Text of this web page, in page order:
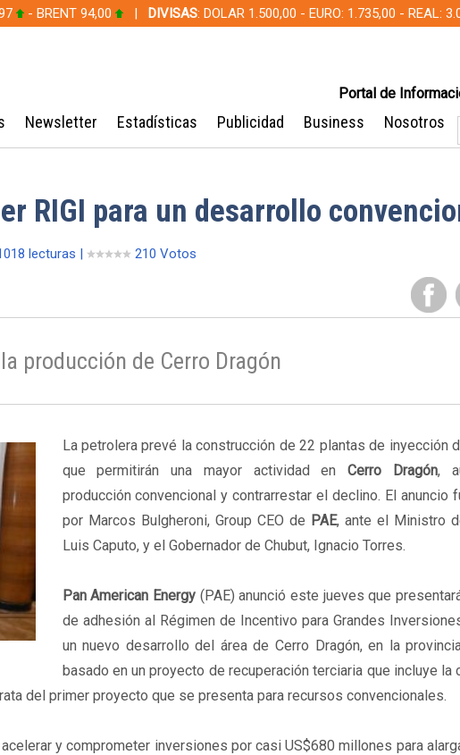
- BRENT 94,00 | DIVISAS: DOLAR 1.500,00 - EURO: 1.735,00 - REAL:
Portal de
Newsletter Estadísticas Publicidad Business Nosotros
RIGI para un desarrollo
lecturas | 210 Votos
producción de Cerro Dragón
La petrolera prevé la construcción de 22 plantas de inyección
que permitirán una mayor actividad enCerro Dragón,
producción convencional y contrarrestar el declino. El anuncio
por Marcos Bulgheroni, Group CEO de PAE, ante el Ministro
Luis Caputo, y el Gobernador de Chubut, Ignacio Torres.
Pan American Energy (PAE) anunció este jueves que
de adhesión al Régimen de Incentivo para Grandes
un nuevo desarrollo del área de Cerro Dragón, en la
basado en un proyecto de recuperación terciaria que incluye la
del primer proyecto que se presenta para recursos convencionales.
y comprometer inversiones por casi US$680 millones para